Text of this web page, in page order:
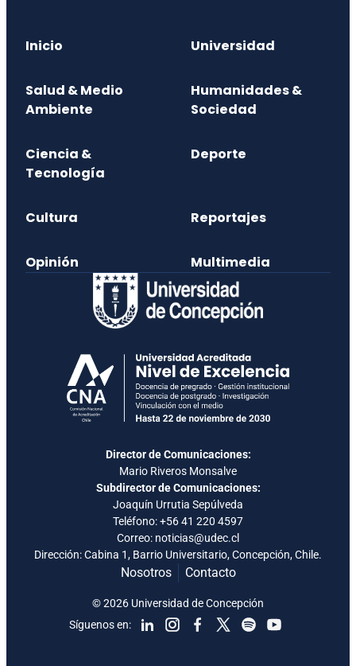
Inicio Universidad
Salud & Medio
Ambiente
Humanidades &
Sociedad
Ciencia &
Tecnología
Deporte
Cultura Reportajes
Opinión Multimedia
Director de Comunicaciones:
Mario Riveros Monsalve
Subdirector de Comunicaciones:
Joaquín Urrutia Sepúlveda
Teléfono:+56 41 220 4597
Correo: noticias@udec.cl
Dirección: Cabina 1, Barrio Universitario, Concepción, Chile.
Nosotros Contacto
Síguenos en:
© 2026 Universidad de Concepción